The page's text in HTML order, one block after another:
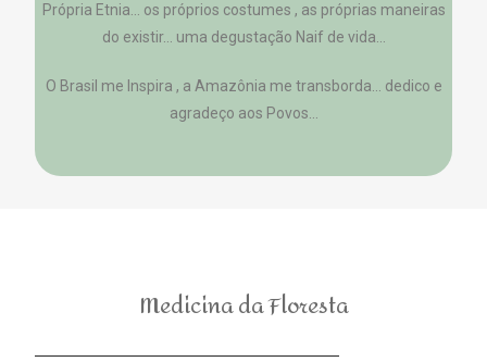
Própria Etnia… os próprios costumes , as próprias maneiras
do existir… uma degustação Naif de vida…
O Brasil me Inspira , a Amazônia me transborda… dedico e
agradeço aos Povos…
Medicina da Floresta